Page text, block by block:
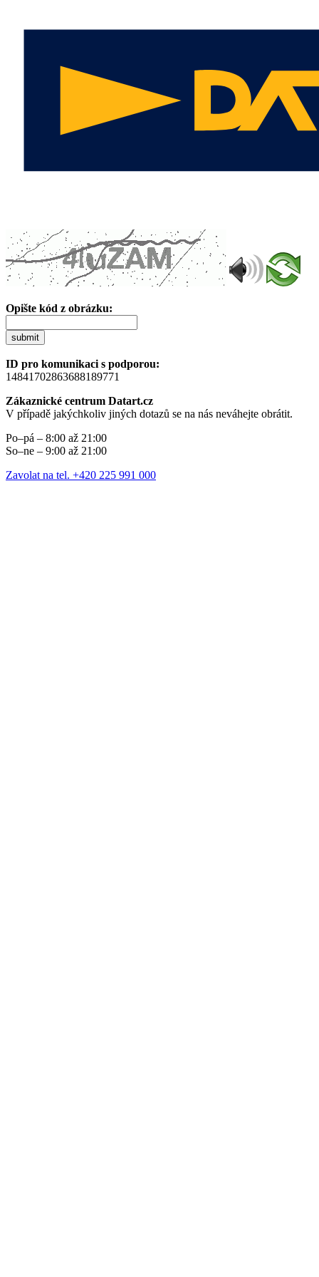
Opište kód z obrázku:
submit
ID pro komunikaci s podporou:
14841702863688189771
Zákaznické centrum Datart.cz
V případě jakýchkoliv jiných dotazů se na nás neváhejte obrátit.
Po–pá – 8:00 až 21:00
So–ne – 9:00 až 21:00
Zavolat na tel. +420 225 991 000